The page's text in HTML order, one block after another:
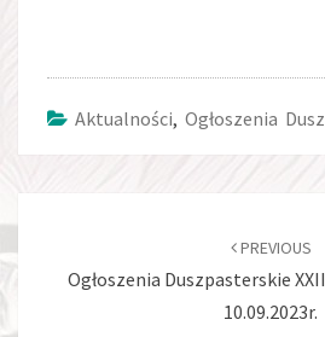
Aktualności, Ogłoszenia
PREVIOUS
Ogłoszenia Duszpasterskie
10.09.2023r.